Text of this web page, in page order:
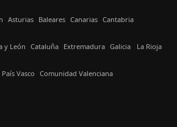
Asturias Baleares Canarias Cantabria
y León Cataluña Extremadura Galicia La Rioja
País Vasco Comunidad Valenciana